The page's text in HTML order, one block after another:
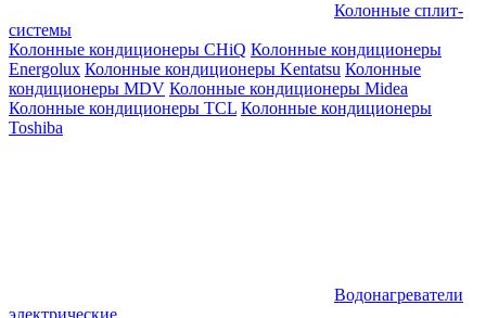
Колонные сплит-
системы
Колонные кондиционеры CHiQ Колонные кондиционеры
Energolux Колонные кондиционеры Kentatsu Колонные
кондиционеры MDV Колонные кондиционеры Midea
Колонные кондиционеры TCL Колонные кондиционеры
Toshiba
Водонагреватели
электрические